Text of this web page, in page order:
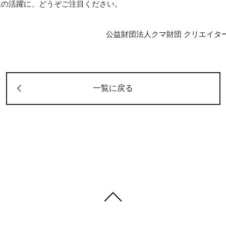
活躍に、どうぞご注目ください。
公益財団法人クマ財団 クリエイタ
一覧に戻る